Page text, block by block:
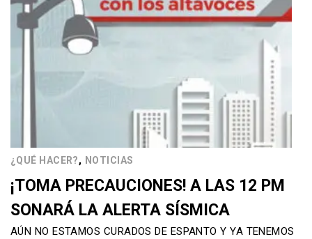
¿QUÉ HACER?, NOTICIAS
¡TOMA PRECAUCIONES! A LAS 12 PM
SONARÁ LA ALERTA SÍSMICA
AÚN NO ESTAMOS CURADOS DE ESPANTO Y YA TENEMOS